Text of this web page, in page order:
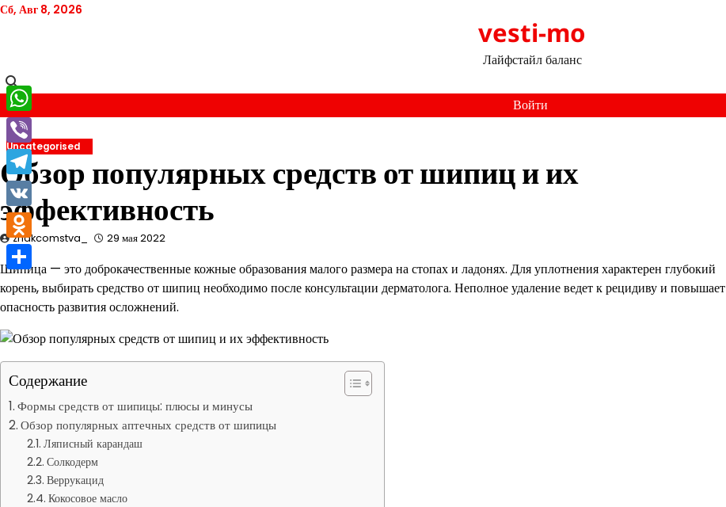
Перейти
Сб, Авг 8, 2026
vesti-mo
Лайфстайл баланс
Войти
Uncategorised
Обзор популярных средств от шипиц и их
эффективность
znakcomstva_ 29 мая 2022
Шипица — это доброкачественные кожные образования малого размера на стопах и ладонях. Для уплотнения характерен глубокий
корень, выбирать средство от шипиц необходимо после консультации дерматолога. Неполное удаление ведет к рецидиву и повышает
опасность развития осложнений.
Содержание
Формы средств от шипицы: плюсы и минусы
Обзор популярных аптечных средств от шипицы
Ляписный карандаш
Солкодерм
Веррукацид
Кокосовое масло
WhatsApp
Viber
Telegram
VK
Odnoklassniki
Отправить